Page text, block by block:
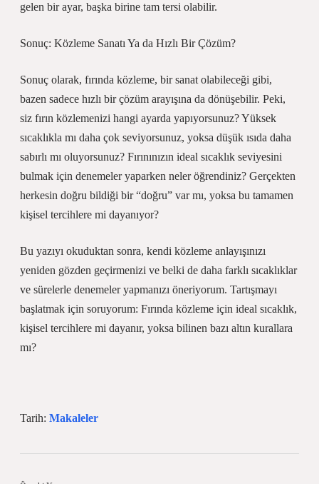
gelen bir ayar, başka birine tam tersi olabilir.
Sonuç: Közleme Sanatı Ya da Hızlı Bir Çözüm?
Sonuç olarak, fırında közleme, bir sanat olabileceği gibi,
bazen sadece hızlı bir çözüm arayışına da dönüşebilir. Peki,
siz fırın közlemenizi hangi ayarda yapıyorsunuz? Yüksek
sıcaklıkla mı daha çok seviyorsunuz, yoksa düşük ısıda daha
sabırlı mı oluyorsunuz? Fırınınızın ideal sıcaklık seviyesini
bulmak için denemeler yaparken neler öğrendiniz? Gerçekten
herkesin doğru bildiği bir “doğru” var mı, yoksa bu tamamen
kişisel tercihlere mi dayanıyor?
Bu yazıyı okuduktan sonra, kendi közleme anlayışınızı
yeniden gözden geçirmenizi ve belki de daha farklı sıcaklıklar
ve sürelerle denemeler yapmanızı öneriyorum. Tartışmayı
başlatmak için soruyorum: Fırında közleme için ideal sıcaklık,
kişisel tercihlere mi dayanır, yoksa bilinen bazı altın kurallara
mı?
Tarih: Makaleler